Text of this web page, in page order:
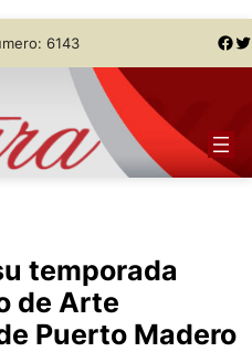
6143 Facebook Twitter
temporada
de Arte
Puerto Madero